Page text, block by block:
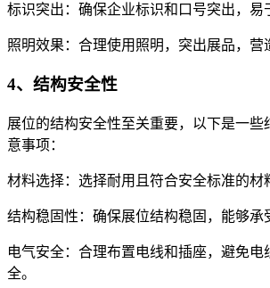
标识突出：确保企业标识和口号突出，易
照明效果：合理使用照明，突出展品，营
4、结构安全性
展位的结构安全性至关重要，以下是一些
意事项：
材料选择：选择耐用且符合安全标准的材
结构稳固性：确保展位结构稳固，能够承
电气安全：合理布置电线和插座，避免电
全。